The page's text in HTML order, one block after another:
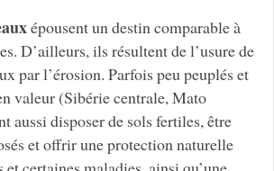
épousent un destin comparable à
D’ailleurs, ils résultent de l’usure de
par l’érosion. Parfois peu peuplés et
valeur (Sibérie centrale, Mato
aussi disposer de sols fertiles, être
et offrir une protection naturelle